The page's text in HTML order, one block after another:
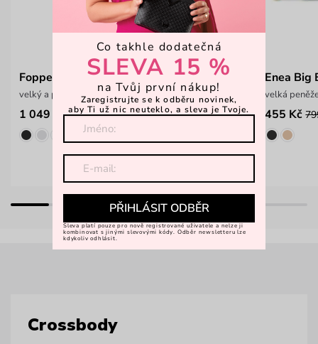
Foppe Teal
velký a prostorný cestovní batoh
1 049 Kč 1 499 Kč
Enea Big
velká
455 Kč
Crossbody
Co takhle dodatečná
SLEVA 15 %
na Tvůj první nákup!
Zaregistrujte se k odběru novinek,
aby Ti už nic neuteklo, a sleva je Tvoje.
PŘIHLÁSIT ODBĚR
Sleva platí pouze pro nově registrované uživatele a nelze ji
kombinovat s jinými slevovými kódy. Odběr newsletteru lze
kdykoliv odhlásit.